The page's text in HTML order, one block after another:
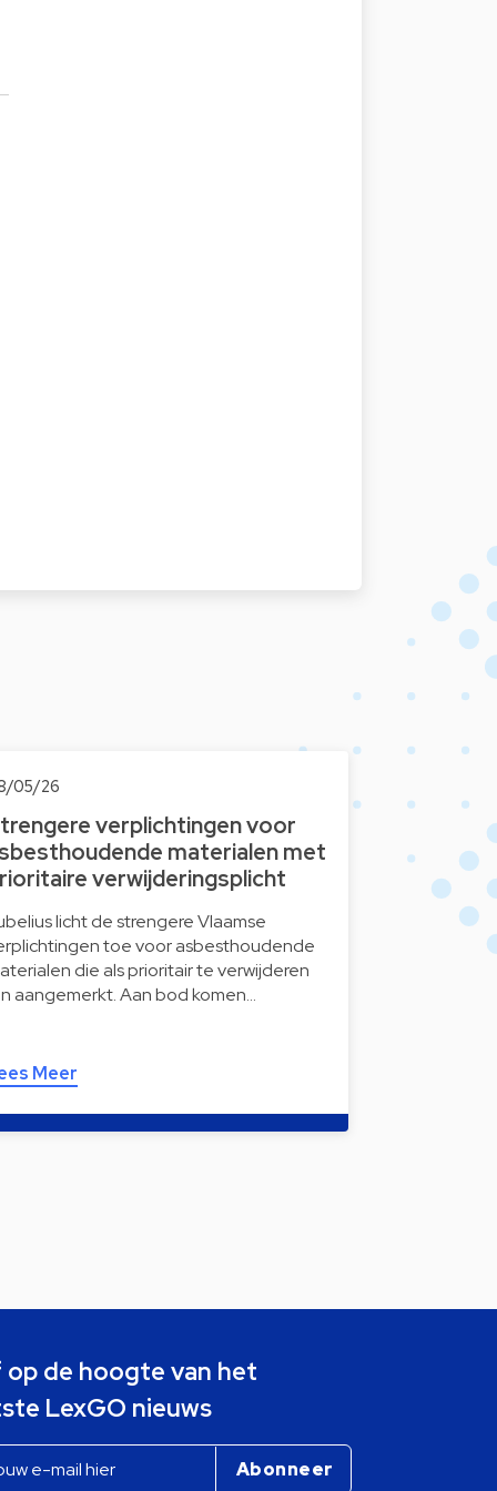
05/26
verplichtingen voor
materialen met
verwijderingsplicht
licht de strengere Vlaamse
toe voor asbesthoudende
die als prioritair te verwijderen
aangemerkt. Aan bod komen…
Meer
op de hoogte van het
LexGO nieuws